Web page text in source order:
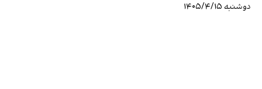
دوشنبه ۱۴۰۵/۴/۱۵